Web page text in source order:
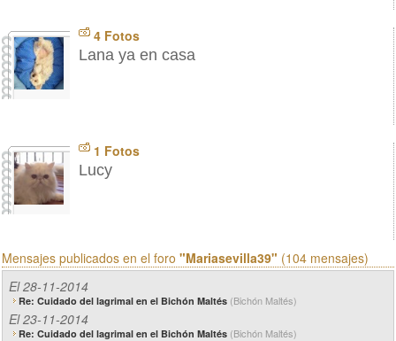
4 Fotos
Lana ya en casa
1 Fotos
Lucy
Mensajes publicados en el foro "Mariasevilla39" (104 mensajes)
El 28-11-2014
Re: Cuidado del lagrimal en el Bichón Maltés (Bichón Maltés)
El 23-11-2014
Re: Cuidado del lagrimal en el Bichón Maltés (Bichón Maltés)